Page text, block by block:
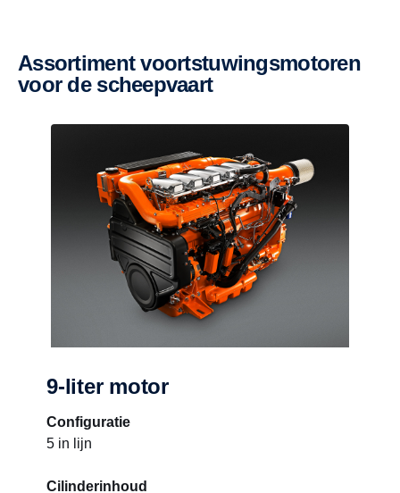
Assortiment voortstuwingsmotoren
voor de scheepvaart
9-liter motor
Configuratie
5 in lijn
Cilinderinhoud